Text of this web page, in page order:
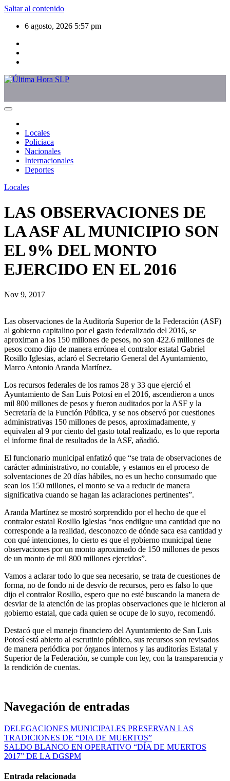
Saltar al contenido
6 agosto, 2026 5:57 pm
Locales
Policiaca
Nacionales
Internacionales
Deportes
Locales
LAS OBSERVACIONES DE
LA ASF AL MUNICIPIO SON
EL 9% DEL MONTO
EJERCIDO EN EL 2016
Nov 9, 2017
Las observaciones de la Auditoría Superior de la Federación (ASF)
al gobierno capitalino por el gasto federalizado del 2016, se
aproximan a los 150 millones de pesos, no son 422.6 millones de
pesos como dijo de manera errónea el contralor estatal Gabriel
Rosillo Iglesias, aclaró el Secretario General del Ayuntamiento,
Marco Antonio Aranda Martínez.
Los recursos federales de los ramos 28 y 33 que ejerció el
Ayuntamiento de San Luis Potosí en el 2016, ascendieron a unos
mil 800 millones de pesos y fueron auditados por la ASF y la
Secretaría de la Función Pública, y se nos observó por cuestiones
administrativas 150 millones de pesos, aproximadamente, y
equivalen al 9 por ciento del gasto total realizado, es lo que reporta
el informe final de resultados de la ASF, añadió.
El funcionario municipal enfatizó que “se trata de observaciones de
carácter administrativo, no contable, y estamos en el proceso de
solventaciones de 20 días hábiles, no es un hecho consumado que
sean los 150 millones, el monto se va a reducir de manera
significativa cuando se hagan las aclaraciones pertinentes”.
Aranda Martínez se mostró sorprendido por el hecho de que el
contralor estatal Rosillo Iglesias “nos endilgue una cantidad que no
corresponde a la realidad, desconozco de dónde saca esa cantidad y
con qué intenciones, lo cierto es que el gobierno municipal tiene
observaciones por un monto aproximado de 150 millones de pesos
de un monto de mil 800 millones ejercidos”.
Vamos a aclarar todo lo que sea necesario, se trata de cuestiones de
forma, no de fondo ni de desvío de recursos, pero es falso lo que
dijo el contralor Rosillo, espero que no esté buscando la manera de
desviar de la atención de las propias observaciones que le hicieron al
gobierno estatal, que cada quien se ocupe de lo suyo, recomendó.
Destacó que el manejo financiero del Ayuntamiento de San Luis
Potosí está abierto al escrutinio público, sus recursos son revisados
de manera periódica por órganos internos y las auditorías Estatal y
Superior de la Federación, se cumple con ley, con la transparencia y
la rendición de cuentas.
Navegación de entradas
DELEGACIONES MUNICIPALES PRESERVAN LAS
TRADICIONES DE “DIA DE MUERTOS”
SALDO BLANCO EN OPERATIVO “DÍA DE MUERTOS
2017” DE LA DGSPM
Entrada relacionada